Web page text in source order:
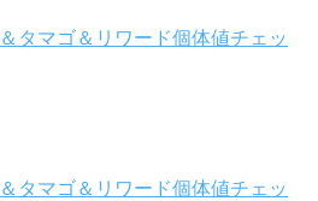
タマゴ＆リワード個体値チェッ
タマゴ＆リワード個体値チェッ